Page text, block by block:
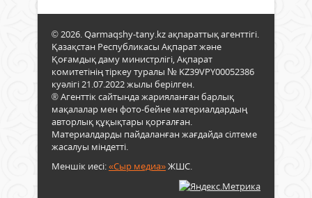
© 2026. Qarmaqshy-tany.kz ақпараттық агенттігі.
Қазақстан Республикасы Ақпарат және
Қоғамдық даму министрлігі, Ақпарат
комитетінің тіркеу туралы № KZ39VPY00052386
куәлігі 21.07.2022 жылы берілген.
® Агенттік сайтында жарияланған барлық
мақалалар мен фото-бейне материалдардың
авторлық құқықтары қорғалған.
Материалдарды пайдаланған жағдайда сілтеме
жасалуы міндетті.
Меншік иесі:«Сыр медиа»ЖШС.